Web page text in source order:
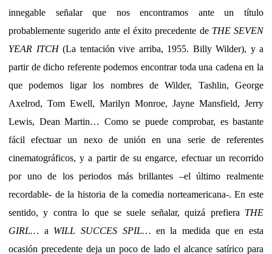
innegable señalar que nos encontramos ante un título
probablemente sugerido ante el éxito precedente de THE SEVEN
YEAR ITCH(La tentación vive arriba, 1955. Billy Wilder), y a
partir de dicho referente podemos encontrar toda una cadena en la
que podemos ligar los nombres de Wilder, Tashlin, George
Axelrod, Tom Ewell, Marilyn Monroe, Jayne Mansfield, Jerry
Lewis, Dean Martin… Como se puede comprobar, es bastante
fácil efectuar un nexo de unión en una serie de referentes
cinematográficos, y a partir de su engarce, efectuar un recorrido
por uno de los periodos más brillantes –el último realmente
recordable- de la historia de la comedia norteamericana-. En este
sentido, y contra lo que se suele señalar, quizá prefiera THE
GIRL… a WILL SUCCES SPIL… en la medida que en esta
ocasión precedente deja un poco de lado el alcance satírico para